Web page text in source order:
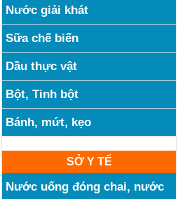
Nước giải khát
Sữa chế biến
Dầu thực vật
Bột, Tinh bột
Bánh, mứt, kẹo
SỞ Y TẾ
Nước uống đóng chai, nước